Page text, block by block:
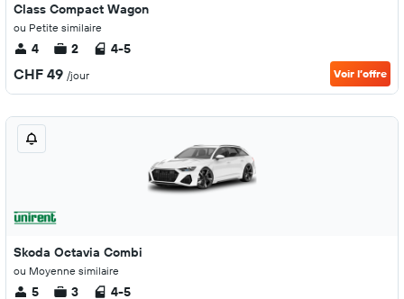
Class Compact Wagon
ou Petite similaire
4 2 4-5
CHF 49 /jour Voir l’offre
Skoda Octavia Combi
ou Moyenne similaire
5 3 4-5